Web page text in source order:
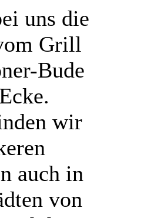
uns die
Grill
Bude
wir
auch in
von